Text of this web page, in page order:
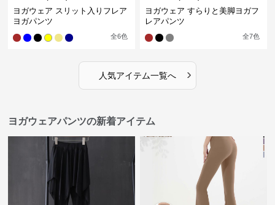
ヨガウェア スリット入りフレア
ヨガパンツ
全6色
ヨガウェア すらりと美脚ヨガフ
レアパンツ
全7色
人気アイテム一覧へ ›
ヨガウェアパンツの新着アイテム